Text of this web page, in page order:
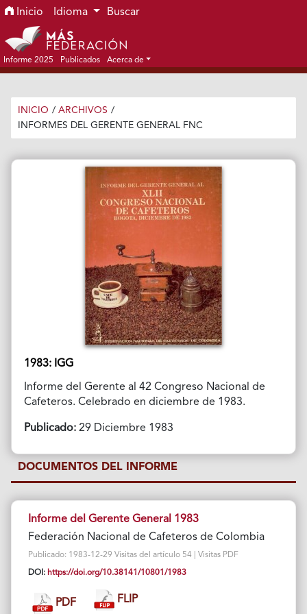
Ir al menú de navegación principal
Ir al contenido principal
Ir al pie de página del sitio
Inicio Idioma Buscar
Informe 2025 Publicados Acerca de
INICIO / ARCHIVOS /
INFORMES DEL GERENTE GENERAL FNC
1983: IGG
Informe del Gerente al 42 Congreso Nacional de
Cafeteros. Celebrado en diciembre de 1983.
Publicado:29 Diciembre 1983
DOCUMENTOS DEL INFORME
Informe del Gerente General 1983
Federación Nacional de Cafeteros de Colombia
Publicado: 1983-12-29 Visitas del artículo 54 | Visitas PDF
DOI: https://doi.org/10.38141/10801/1983
PDF FLIP